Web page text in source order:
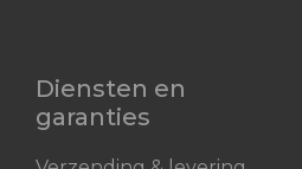
Diensten en
garanties